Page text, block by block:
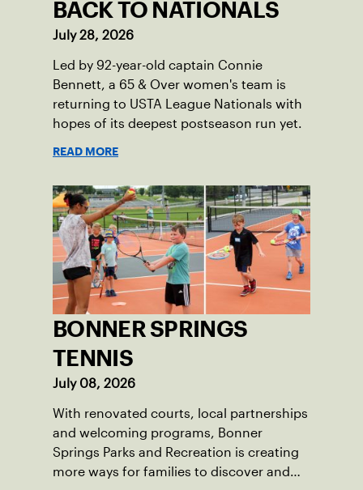
BACK TO NATIONALS
July 28, 2026
Led by 92-year-old captain Connie
Bennett, a 65 & Over women's team is
returning to USTA League Nationals with
hopes of its deepest postseason run yet.
READ MORE
BONNER SPRINGS
TENNIS
July 08, 2026
With renovated courts, local partnerships
and welcoming programs, Bonner
Springs Parks and Recreation is creating
more ways for families to discover and